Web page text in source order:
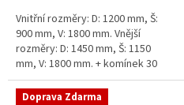
Vnitřní rozměry: D: 1200 mm, Š:
900 mm, V: 1800 mm. Vnější
rozměry: D: 1450 mm, Š: 1150
mm, V: 1800 mm. + komínek 30
cm. Dvouplášťová vodoměrná
šachta - do míst se spodní...
Doprava Zdarma